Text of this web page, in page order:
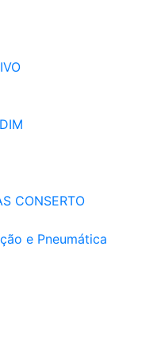
CONSERTO
e Pneumática